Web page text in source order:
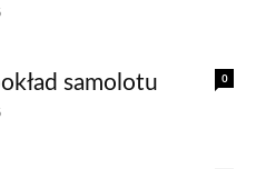
0
samolotu